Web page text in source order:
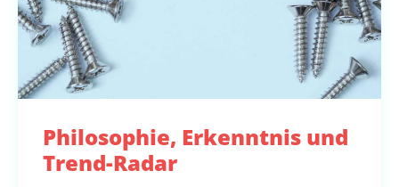
Philosophie, Erkenntnis und
Trend-Radar